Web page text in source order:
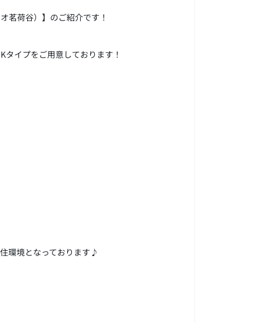
茗荷谷）】のご紹介です！
イプをご用意しております！
環境となっております♪